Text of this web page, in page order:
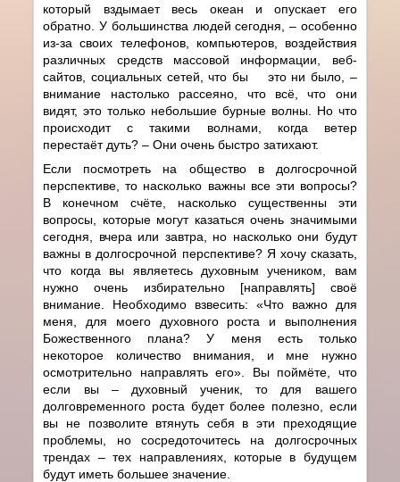
который вздымает весь океан и опускает его
обратно. У большинства людей сегодня, – особенно
из-за своих телефонов, компьютеров, воздействия
различных средств массовой информации, веб-
сайтов, социальных сетей, что бы это ни было, –
внимание настолько рассеяно, что всё, что они
видят, это только небольшие бурные волны. Но что
происходит с такими волнами, когда ветер
перестаёт дуть? – Они очень быстро затихают.
Если посмотреть на общество в долгосрочной
перспективе, то насколько важны все эти вопросы?
В конечном счёте, насколько существенны эти
вопросы, которые могут казаться очень значимыми
сегодня, вчера или завтра, но насколько они будут
важны в долгосрочной перспективе? Я хочу сказать,
что когда вы являетесь духовным учеником, вам
нужно очень избирательно [направлять] своё
внимание. Необходимо взвесить: «Что важно для
меня, для моего духовного роста и выполнения
Божественного плана? У меня есть только
некоторое количество внимания, и мне нужно
осмотрительно направлять его». Вы поймёте, что
если вы – духовный ученик, то для вашего
долговременного роста будет более полезно, если
вы не позволите втянуть себя в эти преходящие
проблемы, но сосредоточитесь на долгосрочных
трендах – тех направлениях, которые в будущем
будут иметь большее значение.